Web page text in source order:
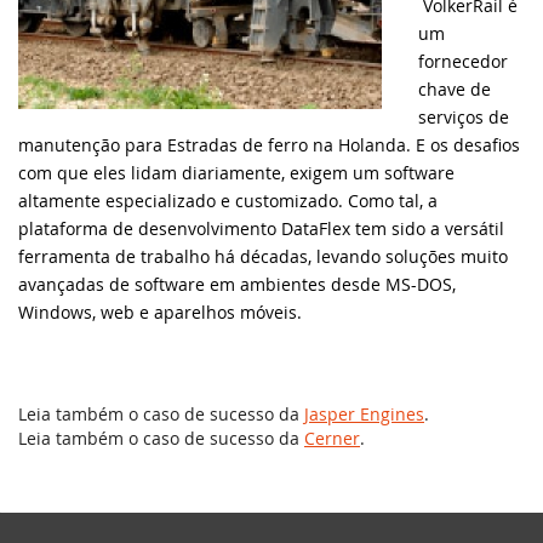
VolkerRail é
um
fornecedor
chave de
serviços de
manutenção para Estradas de ferro na Holanda. E os desafios
com que eles lidam diariamente, exigem um software
altamente especializado e customizado. Como tal, a
plataforma de desenvolvimento DataFlex tem sido a versátil
ferramenta de trabalho há décadas, levando soluções muito
avançadas de software em ambientes desde MS-DOS,
Windows, web e aparelhos móveis.
Leia também o caso de sucesso da Jasper Engines.
Leia também o caso de sucesso da Cerner.
Knowledge Base (EUA)
Knowledge Base (Brasil)
Produtos Suportados
Download de Produtos
Abrir um Chamado Técnico
DataFlex 2025 Alpha 1 lançado - Baixe e
teste agora!
Atualização de segurança do DataFlex
2024/24.0 e 2023/23.0 - Ação necessária!
Atualização de segurança para todas as
versões do DataFlex com WebApp
Framework - Ação necessária!
Lançada nova versão da Biblioteca
DataFlex LibXL
DataFlex Reports 2024 foi lançado - baixe
DataFlex Reports
Dynamic AI
Sistemas & Ambientes
SYNERGY 2023
EDUC 2022
WEBINAR: Migrando para o DataFlex
2021/20.0
Migrando para o DataFlex 20.0
Evento de Aniversário on-line - Data
EDUC 2020 Virtual